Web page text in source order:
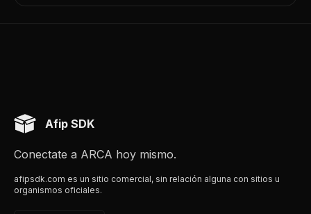
Afip SDK
Conectate a ARCA hoy mismo.
afipsdk.com es un sitio comercial, sin relación alguna con sitios u
organismos oficiales.